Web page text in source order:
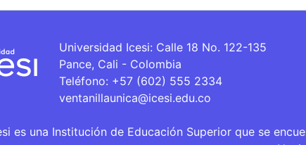
Universidad Icesi: Calle 18 No. 122-135
Pance, Cali - Colombia
Teléfono: +57 (602) 555 2334
ventanillaunica@icesi.edu.co
es una Institución de Educación Superior que se